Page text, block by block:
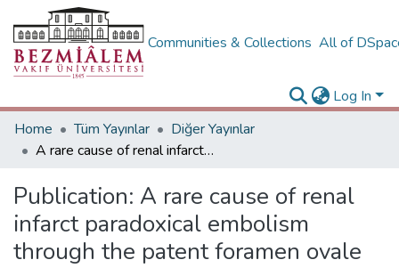
Communities & Collections All of
Log In
Home
Tüm Yayınlar
Diğer Yayınlar
A rare cause of renal infarct paradoxical embolism through the patent foramen ovale
Publication: A rare cause of renal
infarct paradoxical embolism
through the patent foramen ovale